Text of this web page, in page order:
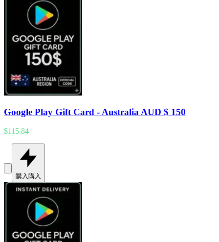
Google Play Gift Card - Australia AUD $ 150
$115.84
購入 購入